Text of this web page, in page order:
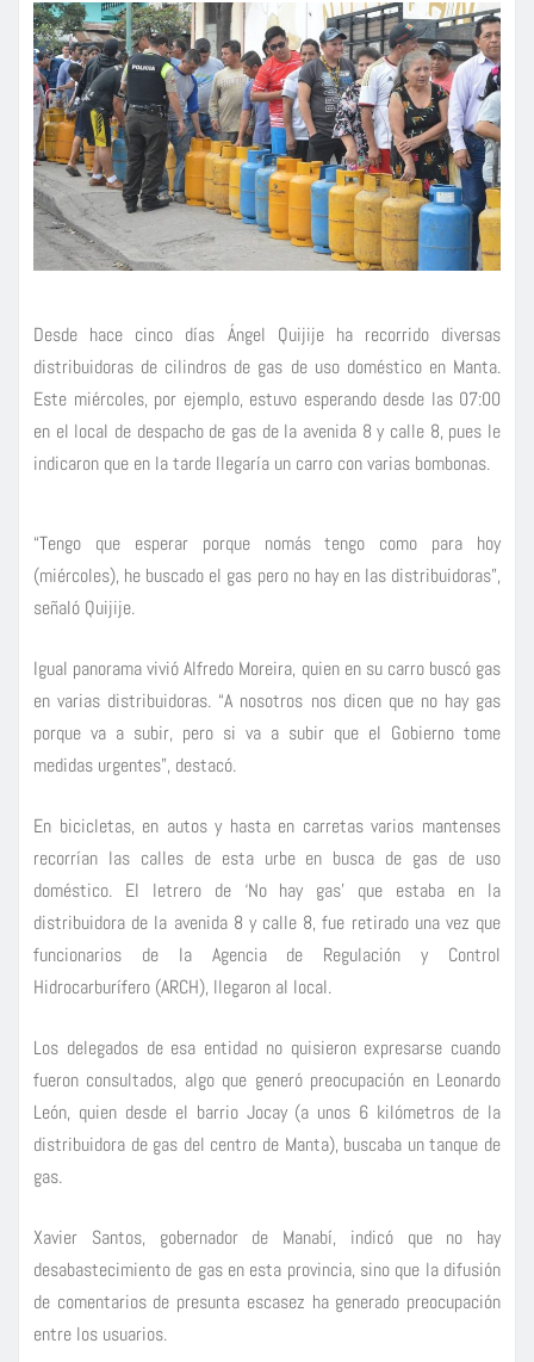
Desde hace cinco días Ángel Quijije ha recorrido diversas
distribuidoras de cilindros de gas de uso doméstico en Manta.
Este miércoles, por ejemplo, estuvo esperando desde las 07:00
en el local de despacho de gas de la avenida 8 y calle 8, pues le
indicaron que en la tarde llegaría un carro con varias bombonas.
“Tengo que esperar porque nomás tengo como para hoy
(miércoles), he buscado el gas pero no hay en las distribuidoras”,
señaló Quijije.
Igual panorama vivió Alfredo Moreira, quien en su carro buscó gas
en varias distribuidoras. “A nosotros nos dicen que no hay gas
porque va a subir, pero si va a subir que el Gobierno tome
medidas urgentes”, destacó.
En bicicletas, en autos y hasta en carretas varios mantenses
recorrían las calles de esta urbe en busca de gas de uso
doméstico. El letrero de ‘No hay gas’ que estaba en la
distribuidora de la avenida 8 y calle 8, fue retirado una vez que
funcionarios de la Agencia de Regulación y Control
Hidrocarburífero (ARCH), llegaron al local.
Los delegados de esa entidad no quisieron expresarse cuando
fueron consultados, algo que generó preocupación en Leonardo
León, quien desde el barrio Jocay (a unos 6 kilómetros de la
distribuidora de gas del centro de Manta), buscaba un tanque de
gas.
Xavier Santos, gobernador de Manabí, indicó que no hay
desabastecimiento de gas en esta provincia, sino que la difusión
de comentarios de presunta escasez ha generado preocupación
entre los usuarios.